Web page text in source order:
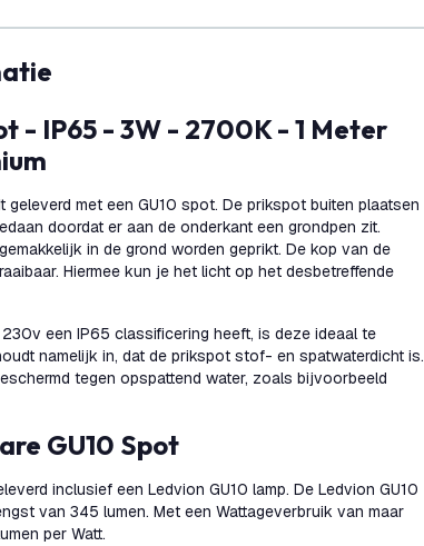
geleverd met een GU10 spot. De prikspot buiten plaatsen
doordat er aan de onderkant een grondpen zit.
in de grond worden geprikt. De kop van de
Hiermee kun je het licht op het desbetreffende
een IP65 classificering heeft, is deze ideaal te
namelijk in, dat de prikspot stof- en spatwaterdicht is.
tegen opspattend water, zoals bijvoorbeeld
GU10 Spot
inclusief een Ledvion GU10 lamp. De Ledvion GU10
van 345 lumen. Met een Wattageverbruik van maar
per Watt.